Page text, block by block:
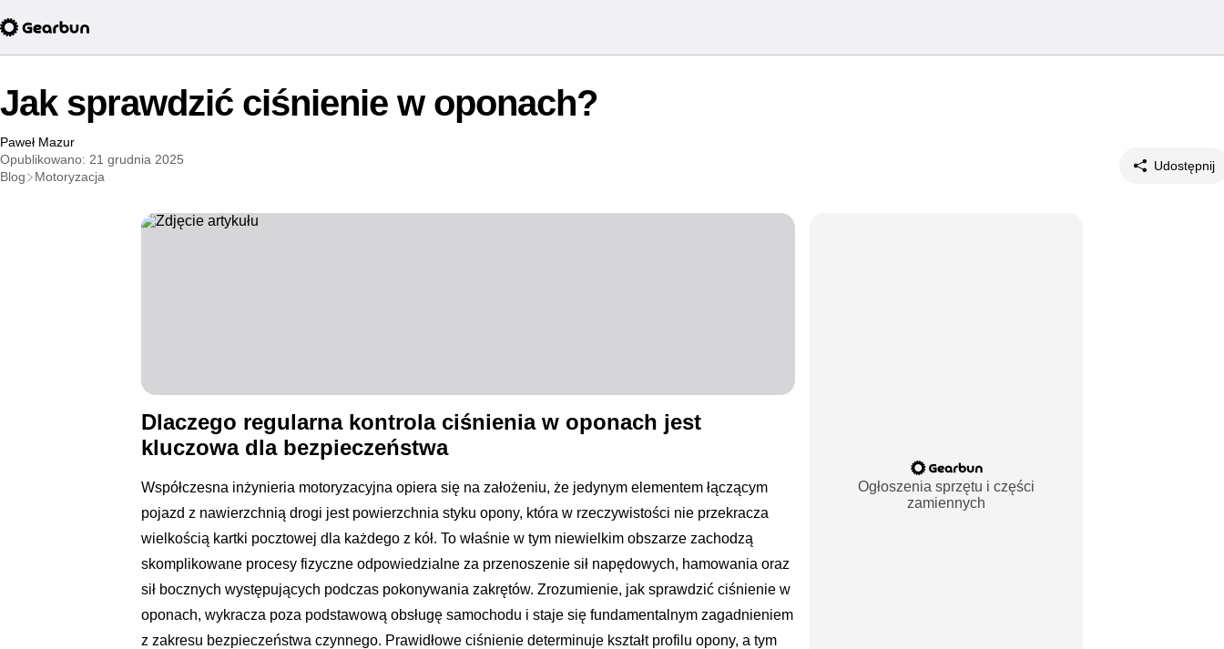
Jak sprawdzić ciśnienie w oponach?
Paweł Mazur
Opublikowano: 21 grudnia 2025
Blog
Motoryzacja
Udostępnij
Dlaczego regularna kontrola ciśnienia w oponach jest
kluczowa dla bezpieczeństwa
Współczesna inżynieria motoryzacyjna opiera się na założeniu, że jedynym elementem łączącym
pojazd z nawierzchnią drogi jest powierzchnia styku opony, która w rzeczywistości nie przekracza
wielkością kartki pocztowej dla każdego z kół. To właśnie w tym niewielkim obszarze zachodzą
skomplikowane procesy fizyczne odpowiedzialne za przenoszenie sił napędowych, hamowania oraz
sił bocznych występujących podczas pokonywania zakrętów. Zrozumienie, jak sprawdzić ciśnienie w
oponach, wykracza poza podstawową obsługę samochodu i staje się fundamentalnym zagadnieniem
z zakresu bezpieczeństwa czynnego. Prawidłowe ciśnienie determinuje kształt profilu opony, a tym
Ogłoszenia sprzętu i części
zamiennych